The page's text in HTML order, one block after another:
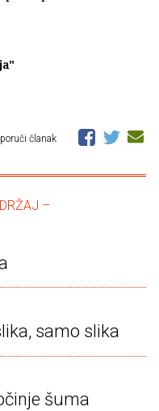
članak
–
samo slika
šuma